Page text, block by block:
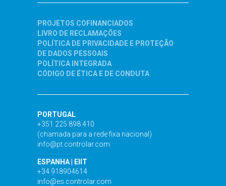
PROJETOS COFINANCIADOS
LIVRO DE RECLAMAÇÕES
POLÍTICA DE PRIVACIDADE E PROTEÇÃO
DE DADOS PESSOAIS
POLÍTICA INTEGRADA
CÓDIGO DE ÉTICA E DE CONDUTA
PORTUGAL
+351 225 898 410
(chamada para a rede fixa nacional)
info@pt.controlar.com
ESPANHA | EIIT
+34 918904614
info@es.controlar.com